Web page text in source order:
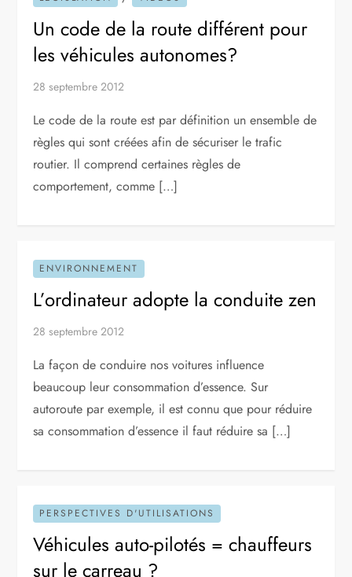
Un code de la route différent pour
les véhicules autonomes?
28 septembre 2012
Le code de la route est par définition un ensemble de
règles qui sont créées afin de sécuriser le trafic
routier. Il comprend certaines règles de
comportement, comme […]
ENVIRONNEMENT
L’ordinateur adopte la conduite zen
28 septembre 2012
La façon de conduire nos voitures influence
beaucoup leur consommation d’essence. Sur
autoroute par exemple, il est connu que pour réduire
sa consommation d’essence il faut réduire sa […]
PERSPECTIVES D'UTILISATIONS
Véhicules auto-pilotés = chauffeurs
sur le carreau ?